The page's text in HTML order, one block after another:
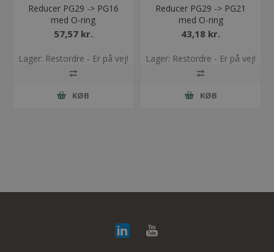
Reducer PG29 -> PG16
med O-ring
57,57 kr.
Lager: Restordre - Er på vej!
KØB
Reducer PG29 -> PG21
med O-ring
43,18 kr.
Lager: Restordre - Er på vej!
KØB